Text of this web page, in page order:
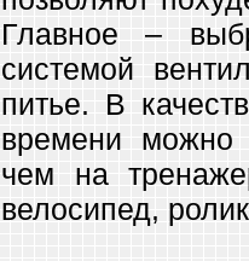
Главное –
системой
питье. В
времени можно
чем на
велосипед,